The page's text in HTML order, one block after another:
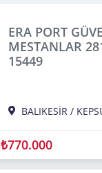
ERA PORT
MESTANLAR
15449
BALIKESİR /
₺770.000